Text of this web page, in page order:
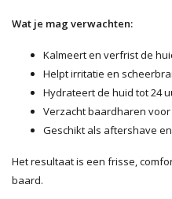
Wat je mag verwachten:
Kalmeert en verfrist de
Helpt irritatie en
Hydrateert de huid tot 24
Verzacht baardharen
Geschikt als aftershave
Het resultaat is een frisse,
baard.